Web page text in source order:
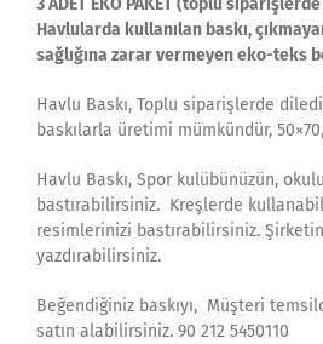
3 ADET EKO PAKET (toplu
Havlularda kullanılan baskı,
sağlığına zarar vermeyen eko-teks
Havlu Baskı, Toplu siparişlerde
baskılarla üretimi mümkündür,
Havlu Baskı, Spor kulübünüzün,
bastırabilirsiniz. Kreşlerde
resimlerinizi bastırabilirsiniz.
yazdırabilirsiniz.
Beğendiğiniz baskıyı, Müşteri
satın alabilirsiniz. 90 212 5450110